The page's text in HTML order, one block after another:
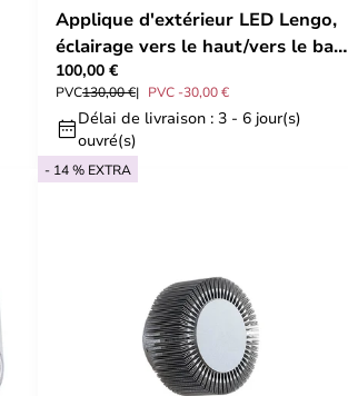
Applique d'extérieur LED Lengo,
éclairage vers le haut/vers le bas,
L25, argent
100,00 €
PVC130,00 € PVC -30,00 €
Délai de livraison : 3 - 6 jour(s)
ouvré(s)
- 14 % EXTRA